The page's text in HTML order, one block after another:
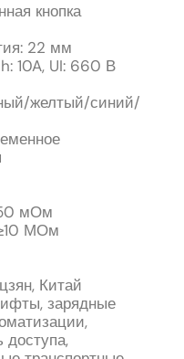
кнопка
22 мм
10A, UI: 660 В
желтый/синий/
мОм
МОм
Китай
зарядные
доступа,